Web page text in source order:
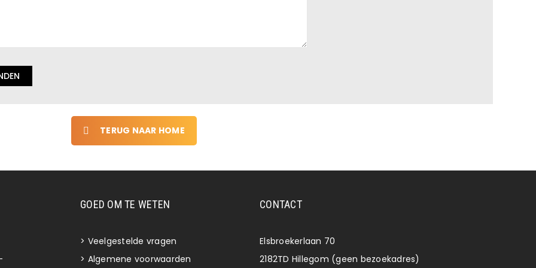
TERUG NAAR HOME
GOED OM TE WETEN
> Veelgestelde vragen
> Algemene voorwaarden
CONTACT
Elsbroekerlaan 70
2182TD Hillegom (geen bezoekadres)